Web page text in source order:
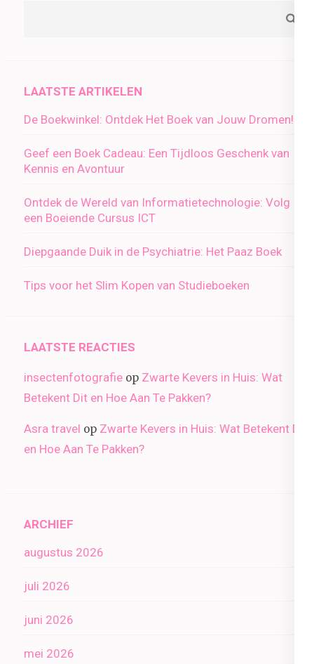
LAATSTE ARTIKELEN
De Boekwinkel: Ontdek Het Boek van Jouw Dromen!
Geef een Boek Cadeau: Een Tijdloos Geschenk van
Kennis en Avontuur
Ontdek de Wereld van Informatietechnologie: Volg
een Boeiende Cursus ICT
Diepgaande Duik in de Psychiatrie: Het Paaz Boek
Tips voor het Slim Kopen van Studieboeken
LAATSTE REACTIES
insectenfotografie op Zwarte Kevers in Huis: Wat
Betekent Dit en Hoe Aan Te Pakken?
Asra travel op Zwarte Kevers in Huis: Wat Betekent Dit
en Hoe Aan Te Pakken?
ARCHIEF
augustus 2026
juli 2026
juni 2026
mei 2026